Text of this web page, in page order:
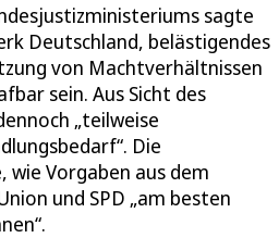
sagte
Deutschland, belästigendes
von Machtverhältnissen
sein. Aus Sicht des
„teilweise
Die
wie Vorgaben aus dem
und SPD „am besten